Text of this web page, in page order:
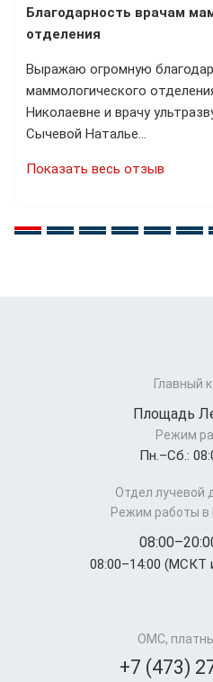
Благодарность врачам
отделения
Выражаю огромную
маммологического
Николаевне и врачу
Сычевой Наталье…
Показать весь отзыв
Главный
Площадь
Режим
Пн.–Cб.:
Отдел лучевой
Режим работы в
08:00–14:00 (МСКТ
ОМС,
+7 (473)